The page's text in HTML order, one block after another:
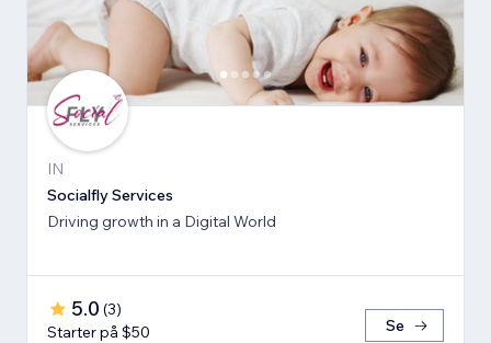
IN
Socialfly Services
Driving growth in a Digital World
5.0 (3)
Starter på $50
Se